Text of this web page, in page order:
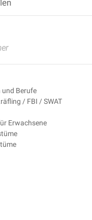
und Berufe
/ FBI / SWAT
Erwachsene